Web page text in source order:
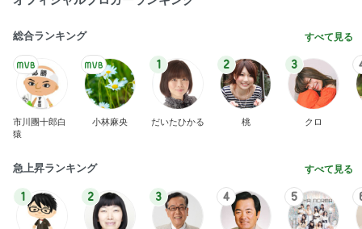
総合ランキング すべて見る
市川團十郎白
猿
小林麻央
1
だいたひかる
2
桃
3
クロ
急上昇ランキング すべて見る
1 2 3 4 5